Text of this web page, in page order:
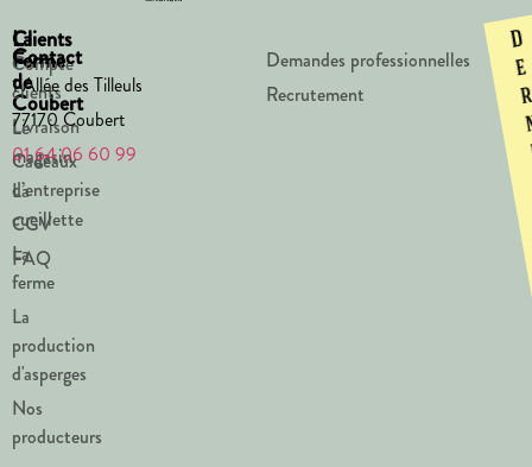
La
Ferme
de
Coubert
Le
magasin
La
cueillette
La
ferme
La
production
d'asperges
Nos
producteurs
Clients
Compte
clients
Livraison
Cadeaux
d’entreprise
CGV
FAQ
Contact
1 Allée des Tilleuls
77170 Coubert
01 64 06 60 99
Demandes professionnelles
Recrutement
D
e